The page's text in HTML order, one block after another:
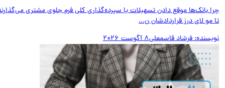
بانک‌ها موقع دادن تسهیلات یا سپرده‌گذاری کلی فرم جلوی مشتری می‌گذارند
مو لای درز قراردادشان ن...
فرشاد قاسمعلی8 آگوست 2026